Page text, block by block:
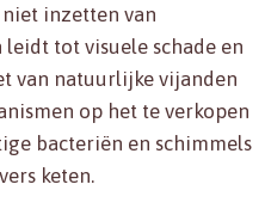
inzetten van
tot visuele schade en
van natuurlijke vijanden
op het te verkopen
bacteriën en schimmels
keten.